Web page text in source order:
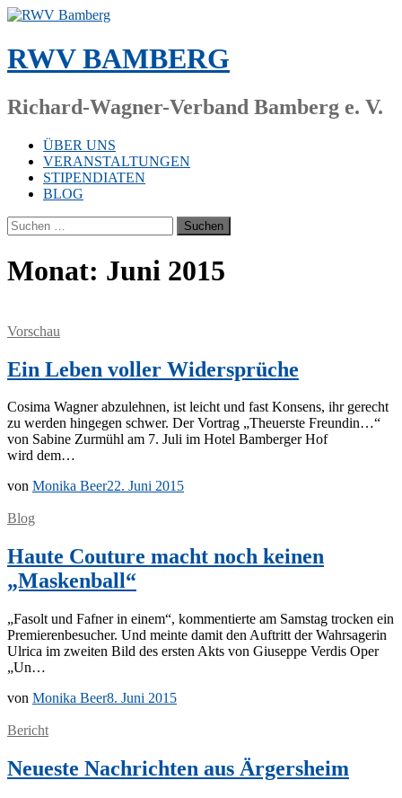
Zum
springen
RWV BAMBERG
Richard-Wagner-Verband Bamberg e. V.
ÜBER UNS
VERANSTALTUNGEN
STIPENDIATEN
BLOG
Suchen
nach:
Monat: Juni 2015
Vorschau
Ein Leben voller Widersprüche
Co­si­ma Wag­ner ab­zu­leh­nen, ist leicht und fast Kon­sens, ihr ge­recht
zu wer­den hin­ge­gen schwer. Der Vor­trag „Theu­ers­te Freun­din…“
von Sa­bi­ne Zur­mühl am 7. Juli im Ho­tel Bam­ber­ger Hof
wird dem…
von Monika Beer22. Juni 2015
Blog
Haute Couture macht noch keinen
„Maskenball“
„Fa­solt und Faf­ner in ei­nem“, kom­men­tier­te am Sams­tag tro­cken ein
Pre­mie­ren­be­su­cher. Und mein­te da­mit den Auf­tritt der Wahr­sa­ge­rin
Ul­ri­ca im zwei­ten Bild des ers­ten Akts von Giu­sep­pe Ver­dis Oper
„Un…
von Monika Beer8. Juni 2015
Bericht
Neueste Nachrichten aus Ärgersheim